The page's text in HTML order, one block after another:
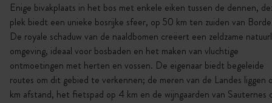
Enige bivakplaats in het bos met enkele eiken tussen de dennen,
plek biedt een unieke bosrijke sfeer, op 50 km ten zuiden van
De royale schaduw van de naaldbomen creëert een zeldzame
omgeving, ideaal voor bosbaden en het maken van vluchtige
ontmoetingen met herten en vossen. De eigenaar biedt begeleide
routes om dit gebied te verkennen; de meren van de Landes liggen
km afstand, het fietspad op 4 km en de wijngaarden van Sauternes